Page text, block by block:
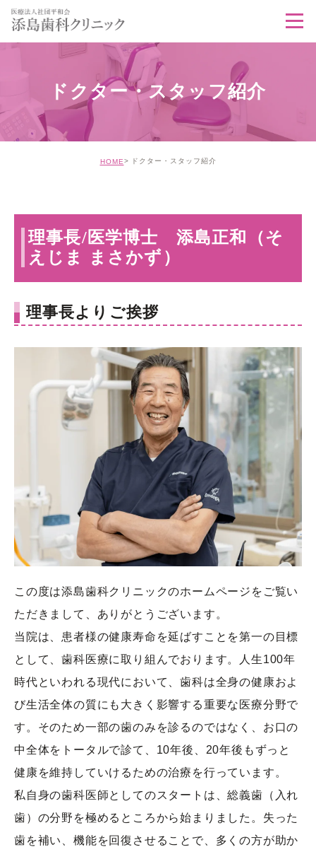
ドクター・スタッフ紹介
HOME ドクター・スタッフ紹介
理事長/医学博士 添島正和（そ
えじま まさかず）
理事長よりご挨拶
この度は添島歯科クリニックのホームページをご覧い
ただきまして、ありがとうございます。
当院は、患者様の健康寿命を延ばすことを第一の目標
として、歯科医療に取り組んでおります。人生100年
時代といわれる現代において、歯科は全身の健康およ
び生活全体の質にも大きく影響する重要な医療分野で
す。そのため一部の歯のみを診るのではなく、お口の
中全体をトータルで診て、10年後、20年後もずっと
健康を維持していけるための治療を行っています。
私自身の歯科医師としてのスタートは、総義歯（入れ
歯）の分野を極めるところから始まりました。失った
歯を補い、機能を回復させることで、多くの方が助か